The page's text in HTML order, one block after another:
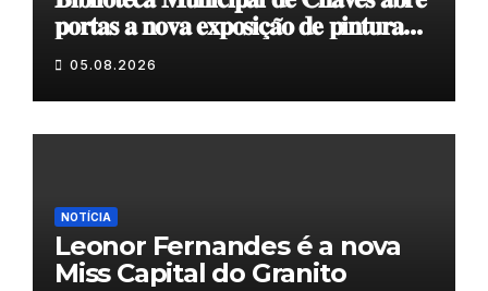
𝐩𝐨𝐫𝐭𝐚𝐬 𝐚 𝐧𝐨𝐯𝐚 𝐞𝐱𝐩𝐨𝐬𝐢𝐜̧𝐚̃𝐨 𝐝𝐞 𝐩𝐢𝐧𝐭𝐮𝐫𝐚
𝐝𝐮𝐫𝐚𝐧𝐭𝐞 𝐨 𝐦𝐞̂𝐬 𝐝𝐞 𝐚𝐠𝐨𝐬𝐭𝐨
05.08.2026
NOTÍCIA
Leonor Fernandes é a nova
Miss Capital do Granito